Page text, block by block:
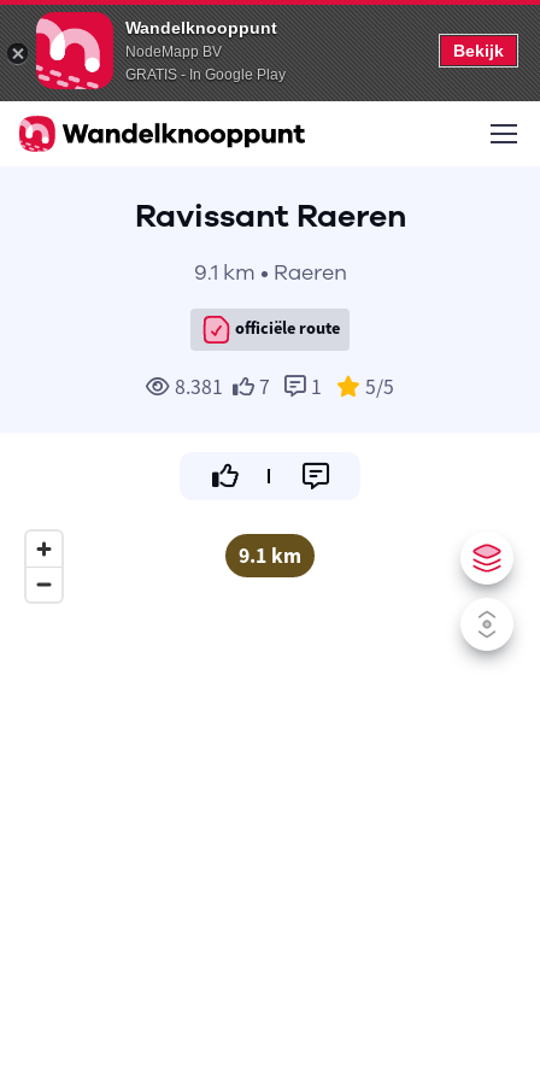
Wandelknooppunt
NodeMapp BV
GRATIS - In Google Play
Bekijk
Ravissant Raeren
9.1 km • Raeren
officiële route
8.381 7 1 5/5
9.1 km